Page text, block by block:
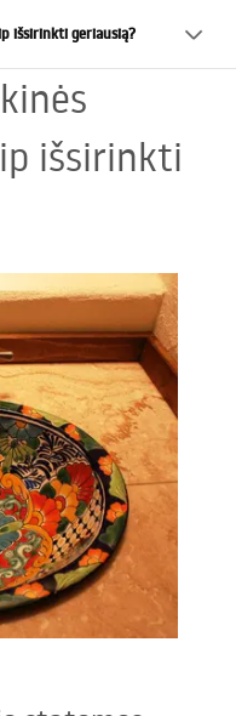
išsirinkti geriausią?
išsirinkti